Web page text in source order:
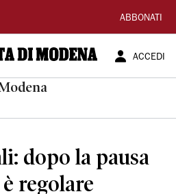
ABBONATI
ACCEDI
dopo la pausa
regolare